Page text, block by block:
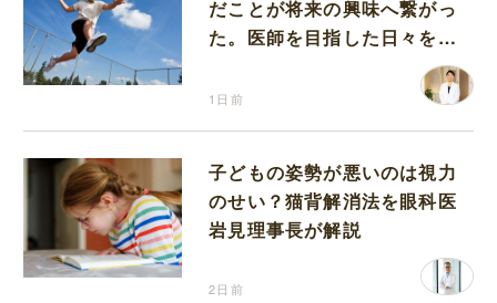
だことが将来の興味へ繋がっ
た。医師を目指した日々を振
1日前
子どもの姿勢が悪いのは視力
のせい？猫背解消法を眼科医
岩見理事長が解説
2日前